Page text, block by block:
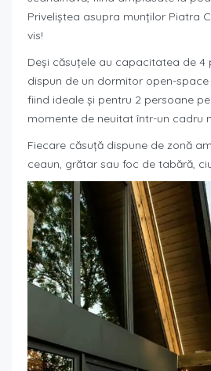
Priveliștea asupra munților Piatra
vis!
Deși căsuțele au capacitatea de 4
dispun de un dormitor open-
fiind ideale și pentru 2 persoane
momente de neuitat într-un cadru
Fiecare căsuță dispune de zonă
ceaun, grătar sau foc de tabără,